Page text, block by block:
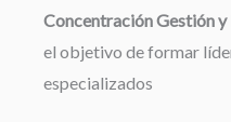
Concentración Gestión
el objetivo de formar
especializados